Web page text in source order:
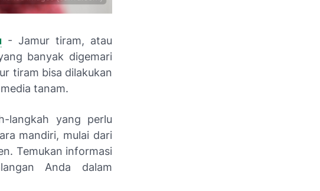
- Jamur tiram, atau
banyak digemari
tiram bisa dilakukan
tanam.
langkah yang perlu
mandiri, mulai dari
Temukan informasi
Anda dalam